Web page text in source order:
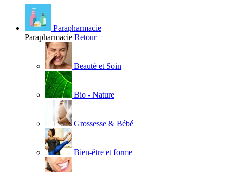
Parapharmacie
Parapharmacie Retour
Beauté et Soin
Bio - Nature
Grossesse & Bébé
Bien-être et forme